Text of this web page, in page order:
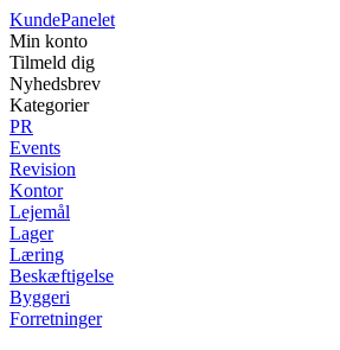
KundePanelet
Min konto
Tilmeld dig
Nyhedsbrev
Kategorier
PR
Events
Revision
Kontor
Lejemål
Lager
Læring
Beskæftigelse
Byggeri
Forretninger